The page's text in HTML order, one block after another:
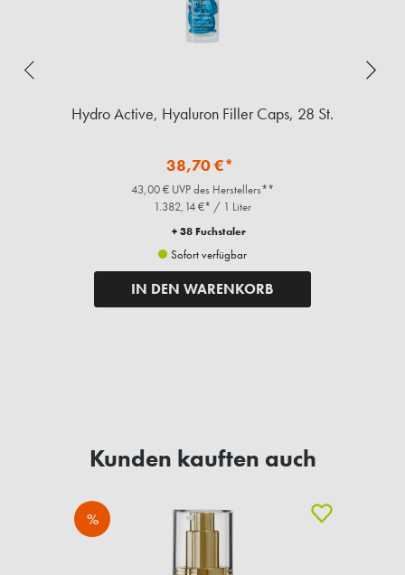
Hydro Active, Hyaluron Filler Caps, 28 St.
38,70 €*
43,00 € UVP des Herstellers**
1.382,14 €* / 1 Liter
+ 38 Fuchstaler
Sofort verfügbar
IN DEN WARENKORB
Kunden kauften auch
%